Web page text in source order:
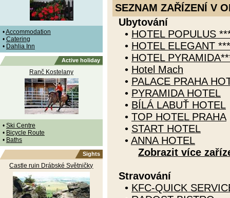
•Accommodation
• Catering
• Dahlia Inn
Active holiday
Ranč Kostelany
• Ski Centre
• Bicycle Route
• Baths
Sights
Castle ruin Drábské Světničky
SEZNAM ZAŘÍZENÍ V
Ubytování
• HOTEL POPULUS
• HOTEL ELEGANT
• HOTEL
• Hotel Mach
• PALACE PRAHA
• PYRAMIDA HOTEL
• BÍLÁ LABUŤ HOTEL
• TOP HOTEL PRAHA
• START HOTEL
• ANNA HOTEL
Zobrazit více
Stravování
• KFC-QUICK